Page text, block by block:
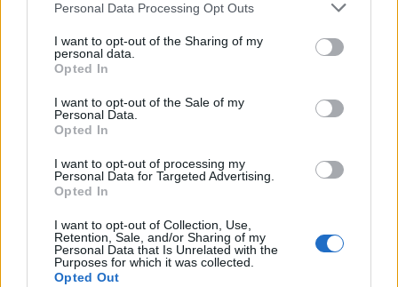
Personal Data Processing Opt Outs
I want to opt-out of the Sharing of my
personal data.
Opted In
I want to opt-out of the Sale of my
Personal Data.
Opted In
I want to opt-out of processing my
Personal Data for Targeted Advertising.
Opted In
I want to opt-out of Collection, Use,
Retention, Sale, and/or Sharing of my
Personal Data that Is Unrelated with the
Purposes for which it was collected.
Opted Out
ZANIMLJIVOSTI
20.01.15. 14:05
Ovi preslatki mališani se plaše vlastite sjene
Saznaj više